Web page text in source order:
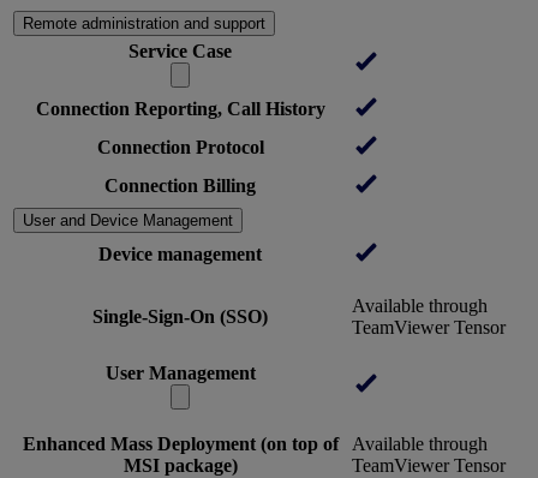
Remote administration and support
Service Case
Connection Reporting, Call History
Connection Protocol
Connection Billing
User and Device Management
Device management
Single-Sign-On (SSO)
Available through
TeamViewer Tensor
User Management
Enhanced Mass Deployment (on top of
MSI package)
Available through
TeamViewer Tensor